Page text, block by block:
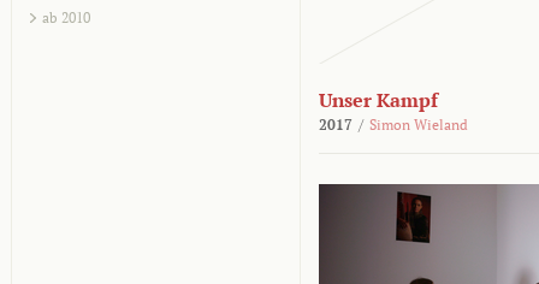
ab 2010
Unser Kampf
2017 / Simon Wieland